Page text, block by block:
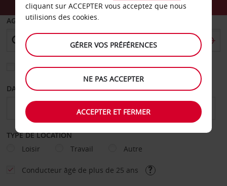
AGENCE DE DÉPART
Sélectionnez une autre agence de retour
DATE DE DÉPART DATE DE RETOUR
TYPE DE LOCATION
Loisir
Travail Autre
Conducteur âgé de plus de 25 ans
cliquant sur ACCEPTER vous acceptez que nous
utilisions des cookies.
GÉRER VOS PRÉFÉRENCES
NE PAS ACCEPTER
ACCEPTER ET FERMER